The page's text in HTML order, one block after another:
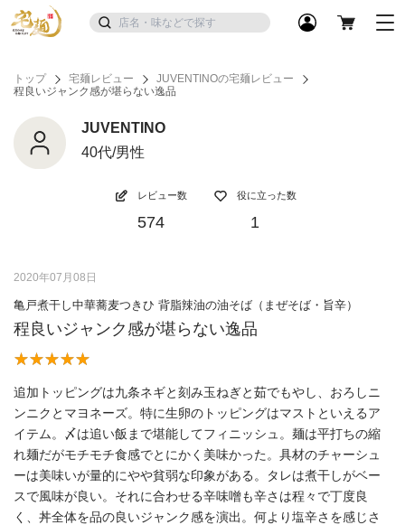
トップ 宅麺レビュー
JUVENTINOの宅麺レビュー
程良いジャンク感が堪らない逸品
JUVENTINO
40代/男性
レビュー数
574
役に立った数
1
2020年07月08日
亀戸煮干し中華蕎麦つきひ 背脂辣油の油そば（まぜそば・旨辛）
程良いジャンク感が堪らない逸品
追加トッピングは九条ネギと刻み玉ねぎと茹でもやし、おろしニ
ンニクとマヨネーズ。特に生卵のトッピングはマストといえるア
イテム。〆は追い飯まで堪能してフィニッシュ。麺は平打ちの縮
れ麺だがモチモチ食感でとにかく美味かった。具材のチャーシュ
ーは美味いが量的にやや貧弱な印象がある。タレは煮干しがベー
スで風味が良い。それに合わせる辛味噌も辛さは程々で丁度良
く、丼全体を品の良いジャンク感を演出。何より塩辛さを感じさ